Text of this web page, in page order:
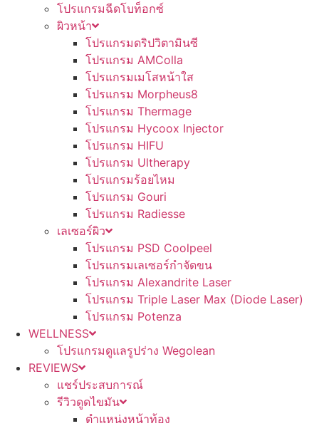
โปรแกรมฉีดโบท็อกซ์
ผิวหน้า
โปรแกรมดริปวิตามินซี
โปรแกรม AMColla
โปรแกรมเมโสหน้าใส
โปรแกรม Morpheus8
โปรแกรม Thermage
โปรแกรม Hycoox Injector
โปรแกรม HIFU
โปรแกรม Ultherapy
โปรแกรมร้อยไหม
โปรแกรม Gouri
โปรแกรม Radiesse
เลเซอร์ผิว
โปรแกรม PSD Coolpeel
โปรแกรมเลเซอร์กำจัดขน
โปรแกรม Alexandrite Laser
โปรแกรม Triple Laser Max (Diode Laser)
โปรแกรม Potenza
WELLNESS
โปรแกรมดูแลรูปร่าง Wegolean
REVIEWS
แชร์ประสบการณ์
รีวิวดูดไขมัน
ตำแหน่งหน้าท้อง